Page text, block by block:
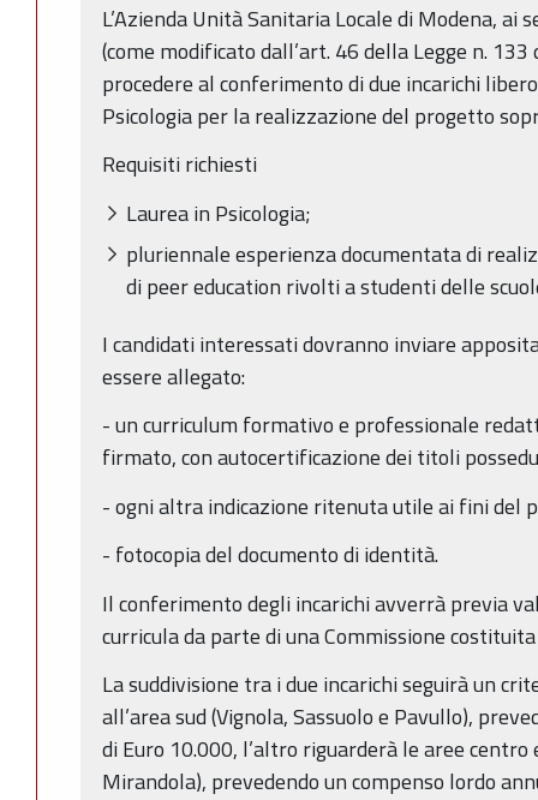
L’Azienda Unità Sanitaria Locale di Modena, ai
(come modificato dall’art. 46 della Legge n.
procedere al conferimento di due incarichi
Psicologia per la realizzazione del progetto
Requisiti richiesti
Laurea in Psicologia;
pluriennale esperienza documentata di
di peer education rivolti a studenti delle
I candidati interessati dovranno inviare
essere allegato:
- un curriculum formativo e professionale
firmato, con autocertificazione dei titoli
- ogni altra indicazione ritenuta utile ai fini del
- fotocopia del documento di identità.
Il conferimento degli incarichi avverrà previa
curricula da parte di una Commissione costituita
La suddivisione tra i due incarichi seguirà un
all’area sud (Vignola, Sassuolo e Pavullo),
di Euro 10.000, l’altro riguarderà le aree centro
Mirandola), prevedendo un compenso lordo